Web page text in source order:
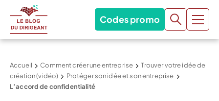
Codes promo
Accueil Comment créer une entreprise
Trouver votre idée de
création (vidéo)
Protéger son idée et son entreprise
L’accord de confidentialité